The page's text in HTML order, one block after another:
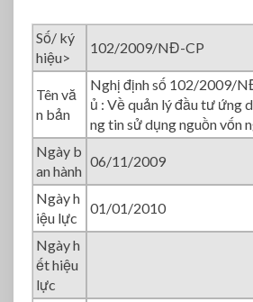
0
2
2
0
0
9
N
Số/ ký
hiệu>
102/2009/NĐ-CP
Tên vă
n bản
Nghị định số 102/2009/
ủ : Về quản lý đầu tư ứng
ng tin sử dụng nguồn vốn
Ngày b
an hành
06/11/2009
Ngày h
iệu lực
01/01/2010
Ngày h
ết hiệu
lực